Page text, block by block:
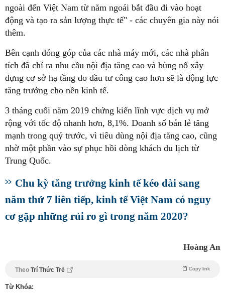
ngoài đến Việt Nam từ năm ngoái bắt đầu đi vào hoạt
động và tạo ra sản lượng thực tế" - các chuyên gia này nói
thêm.
Bên cạnh đóng góp của các nhà máy mới, các nhà phân
tích đã chỉ ra nhu cầu nội địa tăng cao và bùng nổ xây
dựng cơ sở hạ tầng do đầu tư công cao hơn sẽ là động lực
tăng trưởng cho nền kinh tế.
3 tháng cuối năm 2019 chứng kiến ​​lĩnh vực dịch vụ mở
rộng với tốc độ nhanh hơn, 8,1%. Doanh số bán lẻ tăng
mạnh trong quý trước, vì tiêu dùng nội địa tăng cao, cũng
nhờ một phần vào sự phục hồi dòng khách du lịch từ
Trung Quốc.
Chu kỳ tăng trưởng kinh tế kéo dài sang
năm thứ 7 liên tiếp, kinh tế Việt Nam có nguy
cơ gặp những rủi ro gì trong năm 2020?
Hoàng An
Theo Trí Thức Trẻ Copy link
Từ Khóa: